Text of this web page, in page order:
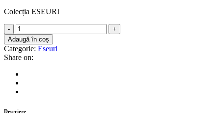
Colecția ESEURI
Poezia.
Prin
labirintul
unei
imposibile
definiții
quantity
Adaugă în coș
Categorie: Eseuri
Share on:
Descriere